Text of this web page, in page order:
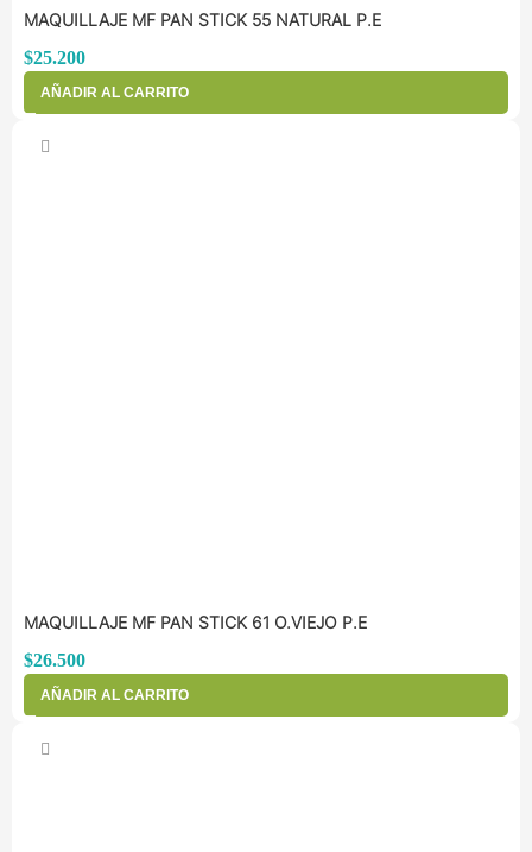
MAQUILLAJE MF PAN STICK 55 NATURAL P.E
$25.200
AÑADIR AL CARRITO
MAQUILLAJE MF PAN STICK 61 O.VIEJO P.E
$26.500
AÑADIR AL CARRITO